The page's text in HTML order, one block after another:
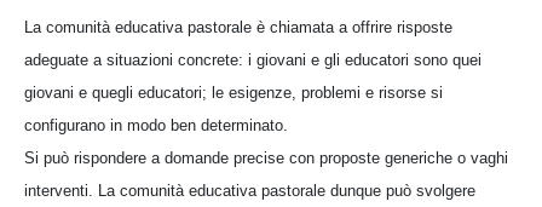
La comunità educativa pastorale è chiamata a offrire risposte
adeguate a situazioni concrete: i giovani e gli educatori sono quei
giovani e quegli educatori; le esigenze, problemi e risorse si
configurano in modo ben determinato.
Si può rispondere a domande precise con proposte generiche o vaghi
interventi. La comunità educativa pastorale dunque può svolgere